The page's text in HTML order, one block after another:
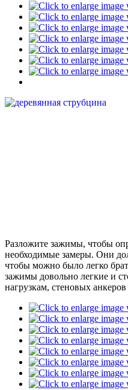
Разложите зажимы, чтобы
необходимые замеры. Они
чтобы можно было легко
зажимы довольно легкие и
нагрузкам, стеновых анкеров